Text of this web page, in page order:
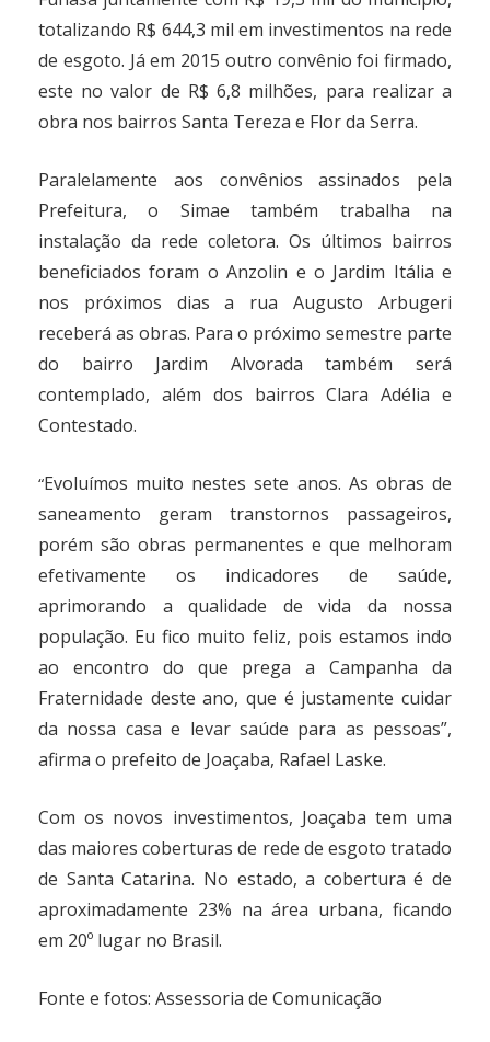
totalizando R$ 644,3 mil em investimentos na rede
de esgoto. Já em 2015 outro convênio foi firmado,
este no valor de R$ 6,8 milhões, para realizar a
obra nos bairros Santa Tereza e Flor da Serra.
Paralelamente aos convênios assinados pela
Prefeitura, o Simae também trabalha na
instalação da rede coletora. Os últimos bairros
beneficiados foram o Anzolin e o Jardim Itália e
nos próximos dias a rua Augusto Arbugeri
receberá as obras. Para o próximo semestre parte
do bairro Jardim Alvorada também será
contemplado, além dos bairros Clara Adélia e
Contestado.
“Evoluímos muito nestes sete anos. As obras de
saneamento geram transtornos passageiros,
porém são obras permanentes e que melhoram
efetivamente os indicadores de saúde,
aprimorando a qualidade de vida da nossa
população. Eu fico muito feliz, pois estamos indo
ao encontro do que prega a Campanha da
Fraternidade deste ano, que é justamente cuidar
da nossa casa e levar saúde para as pessoas”,
afirma o prefeito de Joaçaba, Rafael Laske.
Com os novos investimentos, Joaçaba tem uma
das maiores coberturas de rede de esgoto tratado
de Santa Catarina. No estado, a cobertura é de
aproximadamente 23% na área urbana, ficando
em 20º lugar no Brasil.
Fonte e fotos: Assessoria de Comunicação